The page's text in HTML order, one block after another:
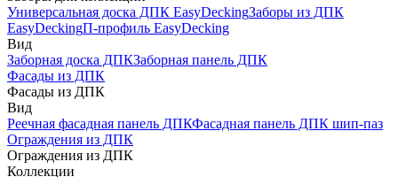
Универсальная доска ДПК EasyDeckingЗаборы из ДПК
EasyDeckingП-профиль EasyDecking
Вид
Заборная доска ДПКЗаборная панель ДПК
Фасады из ДПК
Фасады из ДПК
Вид
Реечная фасадная панель ДПКФасадная панель ДПК шип-паз
Ограждения из ДПК
Ограждения из ДПК
Коллекции